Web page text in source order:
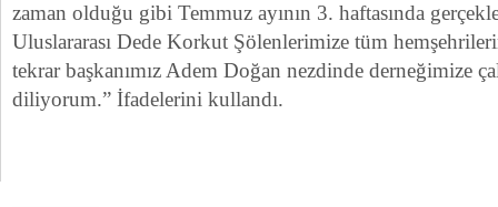
zaman olduğu gibi Temmuz ayının 3. haftasında
Uluslararası Dede Korkut Şölenlerimize tüm
tekrar başkanımız Adem Doğan nezdinde derneğimize
diliyorum.” İfadelerini kullandı.